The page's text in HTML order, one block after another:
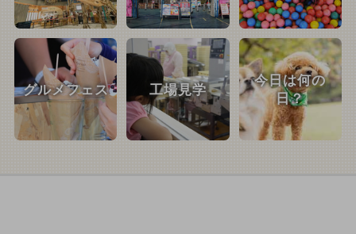
グルメフェス 工場見学
今日は何の
日？